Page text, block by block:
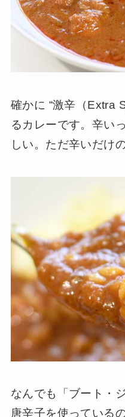
確かに “激辛（Extra
るカレーです。辛い
しい。ただ辛いだけ
なんでも「ブート・
唐辛子を使っている